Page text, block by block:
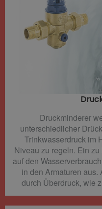
Druckminderer
unterschiedlicher
Trinkwasserdruck im
Niveau zu regeln. Ein
auf den
in den Armaturen
durch Überdruck, wie